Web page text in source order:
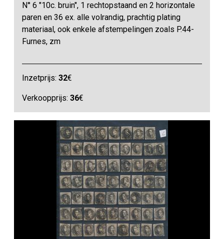
N° 6 "10c. bruin", 1 rechtopstaand en 2 horizontale
paren en 36 ex. alle volrandig, prachtig plating
materiaal, ook enkele afstempelingen zoals P.44-
Furnes, zm
Inzetprijs:32€
Verkoopprijs:36€